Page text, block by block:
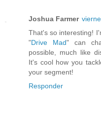
Joshua Farmer
That's so interesting!
"Drive Mad" can
possible, much like
It's cool how you
your segment!
Responder